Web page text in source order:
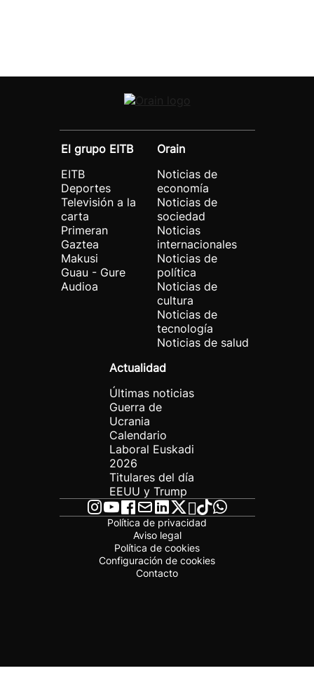
El grupo EITB
EITB
Deportes
Televisión a la
carta
Primeran
Gaztea
Makusi
Guau - Gure
Audioa
Orain
Noticias de
economía
Noticias de
sociedad
Noticias
internacionales
Noticias de
política
Noticias de
cultura
Noticias de
tecnología
Noticias de salud
Actualidad
Últimas noticias
Guerra de
Ucrania
Calendario
Laboral Euskadi
2026
Titulares del día
EEUU y Trump
Política de privacidad
Aviso legal
Política de cookies
Configuración de cookies
Contacto